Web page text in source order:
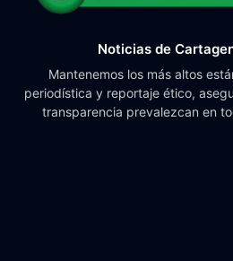
Noticias de
Mantenemos los más altos
periodística y reportaje ético,
transparencia prevalezcan en